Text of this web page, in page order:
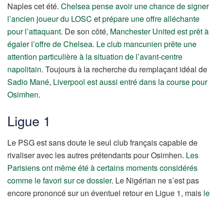
Naples cet été. Chelsea pense avoir une chance de signer
l’ancien joueur du LOSC etprépare une offre alléchante
pour l’attaquant. De son côté, Manchester United est prêt à
égaler l’offre de Chelsea. Le club mancunien prête une
attention particulière à la situation de l’avant-centre
napolitain. Toujours à la recherche du remplaçant idéal de
Sadio Mané, Liverpool est aussi entré dans la course pour
Osimhen.
Ligue 1
Le PSG est sans doute le seul club français capable de
rivaliser avec les autres prétendants pour Osimhen. Les
Parisiens ont même été à certains moments considérés
comme le favori sur ce dossier. Le Nigérian ne s’est pas
encore prononcé sur un éventuel retour en Ligue 1, mais le